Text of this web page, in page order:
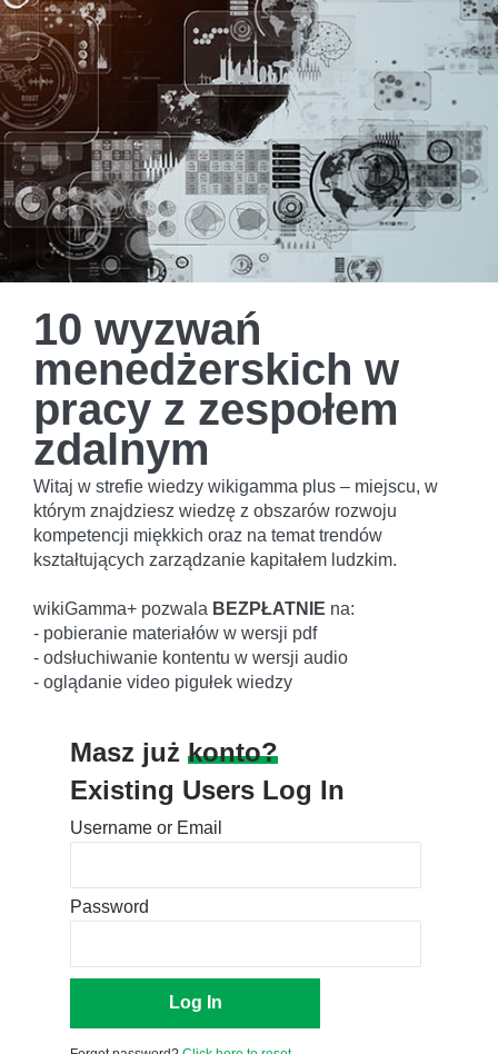
10 wyzwań
menedżerskich w
pracy z zespołem
zdalnym
Witaj w strefie wiedzy wikigamma plus – miejscu, w
którym znajdziesz wiedzę z obszarów rozwoju
kompetencji miękkich oraz na temat trendów
kształtujących zarządzanie kapitałem ludzkim.
wikiGamma+ pozwala BEZPŁATNIE na:
- pobieranie materiałów w wersji pdf
- odsłuchiwanie kontentu w wersji audio
- oglądanie video pigułek wiedzy
Masz już konto?
Existing Users Log In
Username or Email
Password